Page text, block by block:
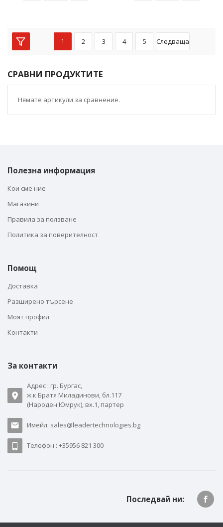
1 2 3 4 5 Следваща
СРАВНИ ПРОДУКТИТЕ
Нямате артикули за сравнение.
Полезна информация
Кои сме ние
Магазини
Правила за ползване
Политика за поверителност
Помощ
Доставка
Разширено търсене
Моят профил
Контакти
За контакти
Адрес : гр. Бургас,
ж.к Братя Миладинови, бл.117
(Народен Юмрук), вх.1, партер
Имейл: sales@leadertechnologies.bg
Телефон : +35956 821 300
Последвай ни: